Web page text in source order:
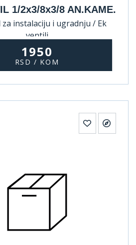
1/2x3/8x3/8 AN.KAME.
instalaciju i ugradnju / Ek
ventili
1950
RSD / KOM